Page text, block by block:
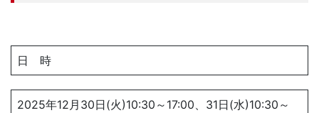
日 時
2025年12月30日(火)10:30～17:00、31日(水)10:30～